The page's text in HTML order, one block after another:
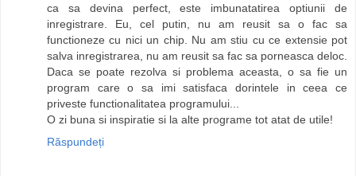
ca sa devina perfect, este imbunatatirea optiunii de
inregistrare. Eu, cel putin, nu am reusit sa o fac sa
functioneze cu nici un chip. Nu am stiu cu ce extensie pot
salva inregistrarea, nu am reusit sa fac sa porneasca deloc.
Daca se poate rezolva si problema aceasta, o sa fie un
program care o sa imi satisfaca dorintele in ceea ce
priveste functionalitatea programului...
O zi buna si inspiratie si la alte programe tot atat de utile!
Răspundeți